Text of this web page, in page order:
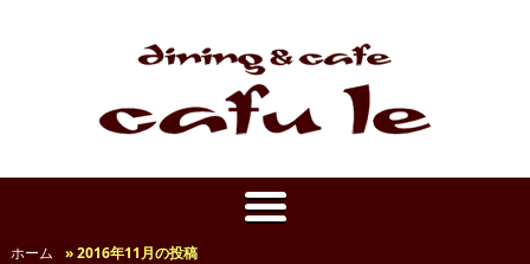
ホーム » 2016年11月の投稿